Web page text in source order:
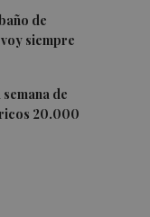
de
siempre
semana de
20.000